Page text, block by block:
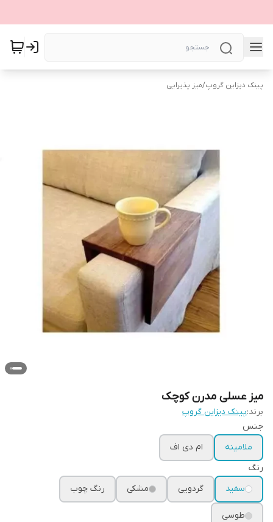
پینک دیزاین گروپ/میز پذیرایی
میز عسلی مدرن کوچک
برند:پینک دیزاین گروپ
جنس
ملامینه
ام دی اف
رنگ
سفید
گردویی مشکی رنگ چوب
طوسی